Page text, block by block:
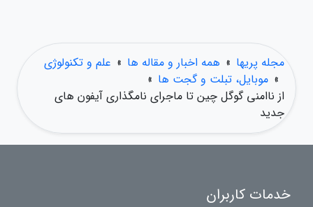
مجله پریها » همه اخبار و مقاله ها » علم و تکنولوژی
» موبایل، تبلت و گجت ها »
از ناامنی گوگل چین تا ماجرای نامگذاری آیفون های
جدید
خدمات کاربران